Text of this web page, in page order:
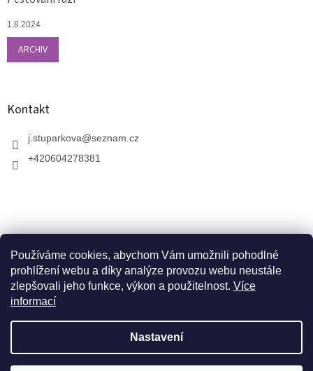
Používáme cookies, abychom Vám umožnili pohodlné
prohlížení webu a díky analýze provozu webu neustále
zlepšovali jeho funkce, výkon a použitelnost. Více
informací
Nastavení
V zahradnictví je možné osobně vybírat stromy a
dopravou. Otevřeno máme ve středu, v pátek a v neděli
1.8.2024
ARCHIV
Kontakt
j.stuparkova@seznam.cz
+420604278381